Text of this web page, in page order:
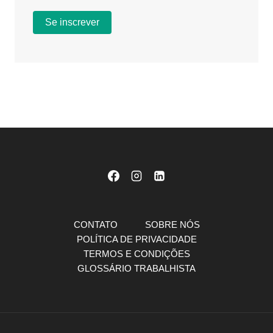
CONTATO
SOBRE NÓS
POLÍTICA DE PRIVACIDADE
TERMOS E CONDIÇÕES
GLOSSÁRIO TRABALHISTA